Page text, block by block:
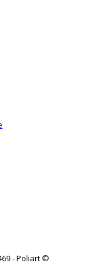
- Poliart ©